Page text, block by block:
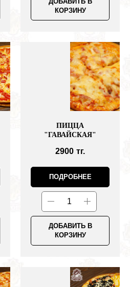
КОРЗИНУ
ПИЦЦА
"ГАВАЙСКАЯ"
2900 тг.
ПОДРОБНЕЕ
ДОБАВИТЬ В
КОРЗИНУ